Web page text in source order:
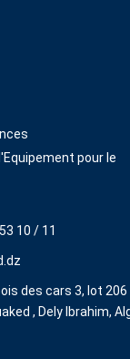
pour le
10 / 11
des cars 3, lot 206
, Dely Ibrahim,